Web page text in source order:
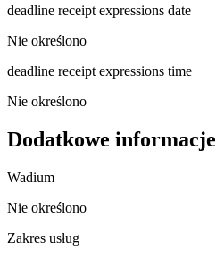
deadline receipt expressions date
Nie określono
deadline receipt expressions time
Nie określono
Dodatkowe informacje
Wadium
Nie określono
Zakres usług